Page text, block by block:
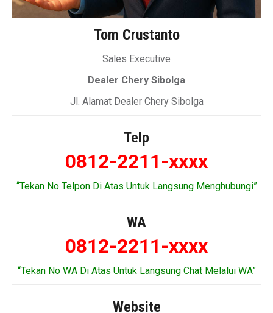
Tom Crustanto
Sales Executive
Dealer Chery Sibolga
Jl. Alamat Dealer Chery Sibolga
Telp
0812-2211-xxxx
“Tekan No Telpon Di Atas Untuk Langsung Menghubungi”
WA
0812-2211-xxxx
“Tekan No WA Di Atas Untuk Langsung Chat Melalui WA”
Website